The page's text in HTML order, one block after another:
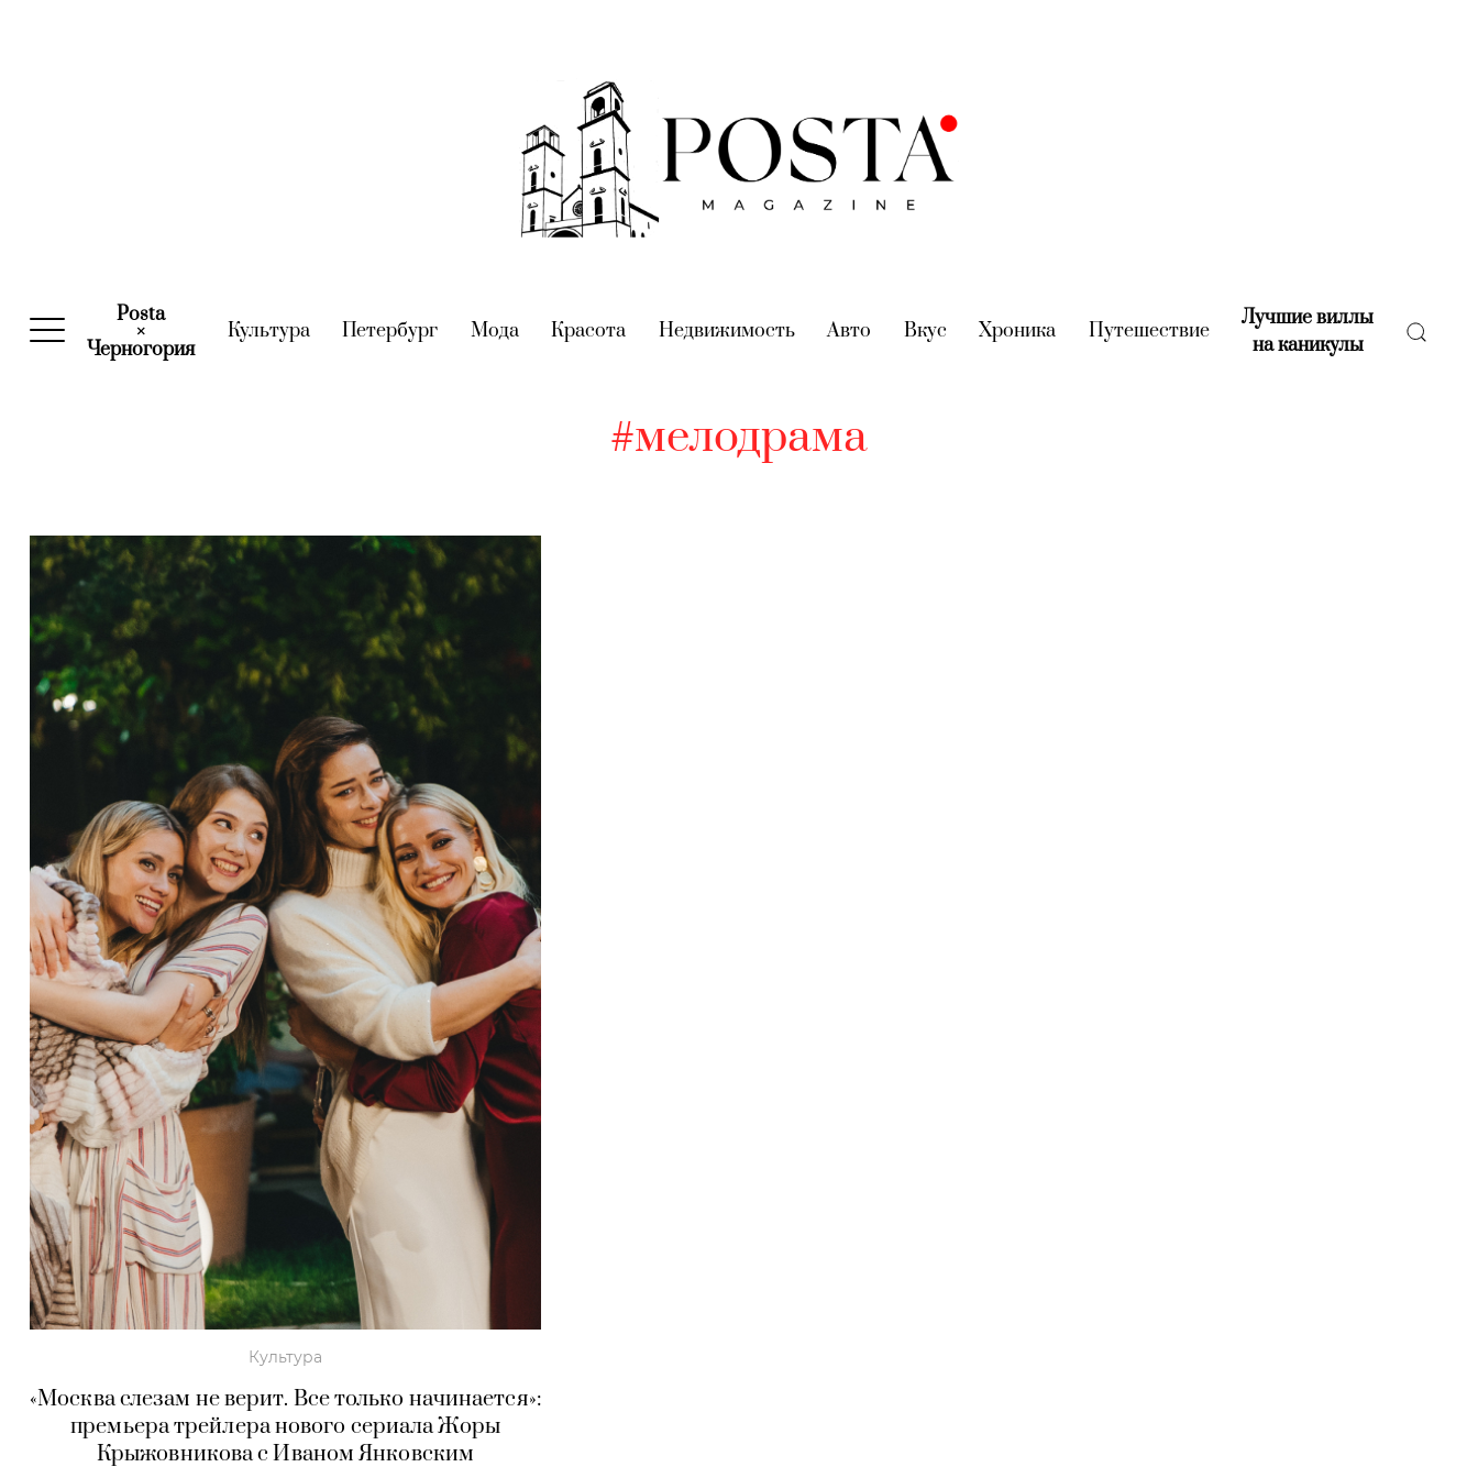
Posta
×
Черногория(current)
Культура(current)
Петербург (current)
Мода(current)
Красота (current)
Недвижимость(current)
Авто (current)
Вкус (current)
Хроника (current)
Путешествие(current)
Лучшие виллы
на каникулы(current)
#мелодрама
Культура
«Москва слезам не верит. Все только начинается»:
премьера трейлера нового сериала Жоры
Крыжовникова с Иваном Янковским